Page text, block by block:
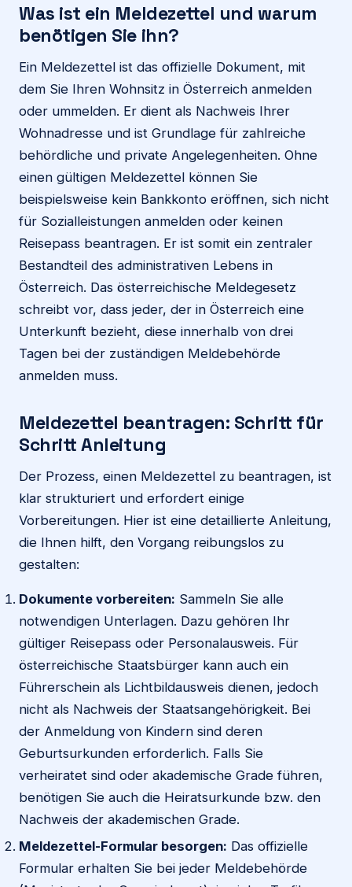
Was ist ein Meldezettel und warum
benötigen Sie ihn?
Ein Meldezettel ist das offizielle Dokument, mit
dem Sie Ihren Wohnsitz in Österreich anmelden
oder ummelden. Er dient als Nachweis Ihrer
Wohnadresse und ist Grundlage für zahlreiche
behördliche und private Angelegenheiten. Ohne
einen gültigen Meldezettel können Sie
beispielsweise kein Bankkonto eröffnen, sich nicht
für Sozialleistungen anmelden oder keinen
Reisepass beantragen. Er ist somit ein zentraler
Bestandteil des administrativen Lebens in
Österreich. Das österreichische Meldegesetz
schreibt vor, dass jeder, der in Österreich eine
Unterkunft bezieht, diese innerhalb von drei
Tagen bei der zuständigen Meldebehörde
anmelden muss.
Meldezettel beantragen: Schritt für
Schritt Anleitung
Der Prozess, einen Meldezettel zu beantragen, ist
klar strukturiert und erfordert einige
Vorbereitungen. Hier ist eine detaillierte Anleitung,
die Ihnen hilft, den Vorgang reibungslos zu
gestalten:
Dokumente vorbereiten: Sammeln Sie alle
notwendigen Unterlagen. Dazu gehören Ihr
gültiger Reisepass oder Personalausweis. Für
österreichische Staatsbürger kann auch ein
Führerschein als Lichtbildausweis dienen, jedoch
nicht als Nachweis der Staatsangehörigkeit. Bei
der Anmeldung von Kindern sind deren
Geburtsurkunden erforderlich. Falls Sie
verheiratet sind oder akademische Grade führen,
benötigen Sie auch die Heiratsurkunde bzw. den
Nachweis der akademischen Grade.
Meldezettel-Formular besorgen: Das offizielle
Formular erhalten Sie bei jeder Meldebehörde